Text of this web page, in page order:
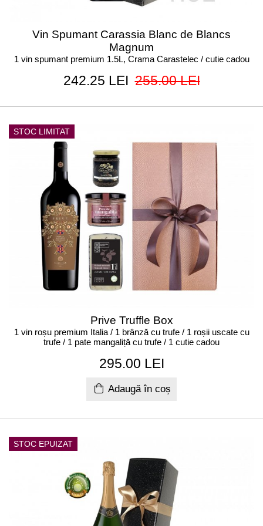
Vin Spumant Carassia Blanc de Blancs
Magnum
1 vin spumant premium 1.5L, Crama Carastelec / cutie cadou
242.25 LEI 255.00 LEI
STOC LIMITAT
Prive Truffle Box
1 vin roșu premium Italia / 1 brânză cu trufe / 1 roșii uscate cu
trufe / 1 pate mangaliță cu trufe / 1 cutie cadou
295.00 LEI
Adaugă în coș
STOC EPUIZAT